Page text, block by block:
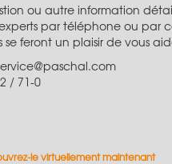
ou autre information
par téléphone ou par
se feront un plaisir de vous
/ 71-0
le virtuellement maintenant